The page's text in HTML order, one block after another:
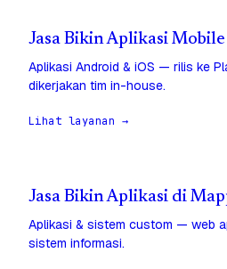
Jasa Bikin Aplikasi
Aplikasi Android & iOS — rilis ke
dikerjakan tim in-house.
Lihat layanan →
Jasa Bikin Aplikasi di
Aplikasi & sistem custom — web
sistem informasi.